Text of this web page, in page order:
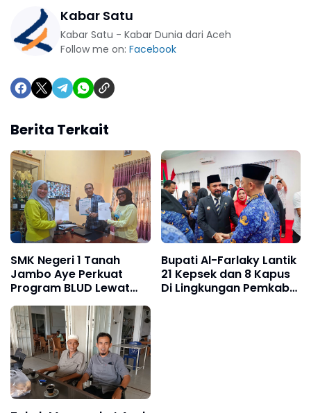
Kabar Satu
Kabar Satu - Kabar Dunia dari Aceh
Follow me on: Facebook
Berita Terkait
SMK Negeri 1 Tanah
Jambo Aye Perkuat
Program BLUD Lewat
Sinergi Antarsekolah
Bupati Al-Farlaky Lantik
21 Kepsek dan 8 Kapus
Di Lingkungan Pemkab